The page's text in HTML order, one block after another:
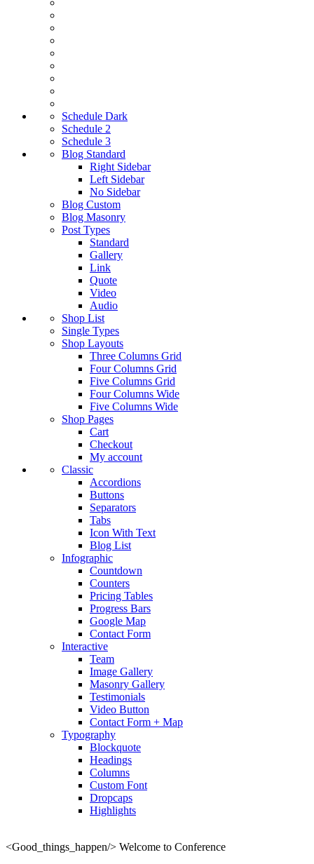
Schedule Dark
Schedule 2
Schedule 3
Blog Standard
Right Sidebar
Left Sidebar
No Sidebar
Blog Custom
Blog Masonry
Post Types
Standard
Gallery
Link
Quote
Video
Audio
Shop List
Single Types
Shop Layouts
Three Columns Grid
Four Columns Grid
Five Columns Grid
Four Columns Wide
Five Columns Wide
Shop Pages
Cart
Checkout
My account
Classic
Accordions
Buttons
Separators
Tabs
Icon With Text
Blog List
Infographic
Countdown
Counters
Pricing Tables
Progress Bars
Google Map
Contact Form
Interactive
Team
Image Gallery
Masonry Gallery
Testimonials
Video Button
Contact Form + Map
Typography
Blockquote
Headings
Columns
Custom Font
Dropcaps
Highlights
<Good_things_happen/> Welcome to Conference